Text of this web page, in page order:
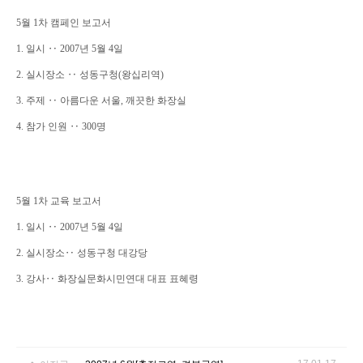
5월 1차 캠페인 보고서
1. 일시 ‥ 2007년 5월 4일
2. 실시장소 ‥ 성동구청(왕십리역)
3. 주제 ‥ 아름다운 서울, 깨끗한 화장실
4. 참가 인원 ‥ 300명
5월 1차 교육 보고서
1. 일시 ‥ 2007년 5월 4일
2. 실시장소‥ 성동구청 대강당
3. 강사‥ 화장실문화시민연대 대표 표혜령